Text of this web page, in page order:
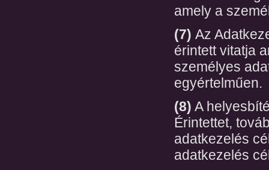
amely a
(7) Az
érintett vitatja
személyes
egyértelműen.
(8) A
Érintettet,
adatkezelés
adatkezelés